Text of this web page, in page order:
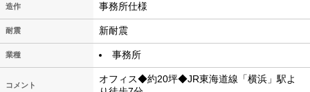
造作 事務所仕様
耐震 新耐震
業種 事務所
コメント
オフィス◆約20坪◆JR東海道線「横浜」駅よ